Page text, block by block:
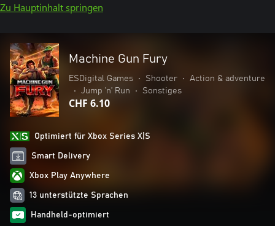
Zu Hauptinhalt springen
Machine Gun Fury
ESDigital Games • Shooter •
Action & adventure
•
Jump ’n’ Run • Sonstiges
CHF 6.10
Optimiert für Xbox Series X|S
Smart Delivery
Xbox Play Anywhere
13 unterstützte Sprachen
Handheld-optimiert